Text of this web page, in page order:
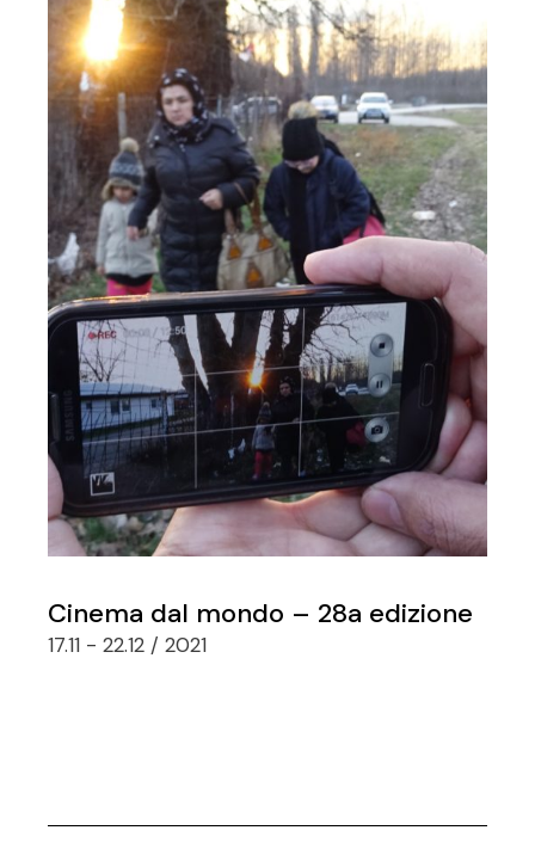
Cinema dal mondo – 28a edizione
17.11 - 22.12 / 2021